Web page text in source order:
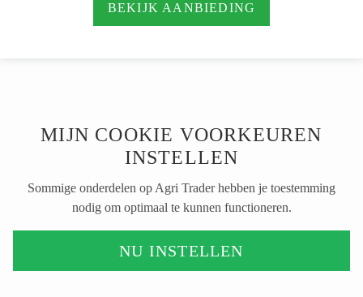
BEKIJK AANBIEDING
MIJN COOKIE VOORKEUREN
INSTELLEN
Sommige onderdelen op Agri Trader hebben je toestemming
nodig om optimaal te kunnen functioneren.
NU INSTELLEN